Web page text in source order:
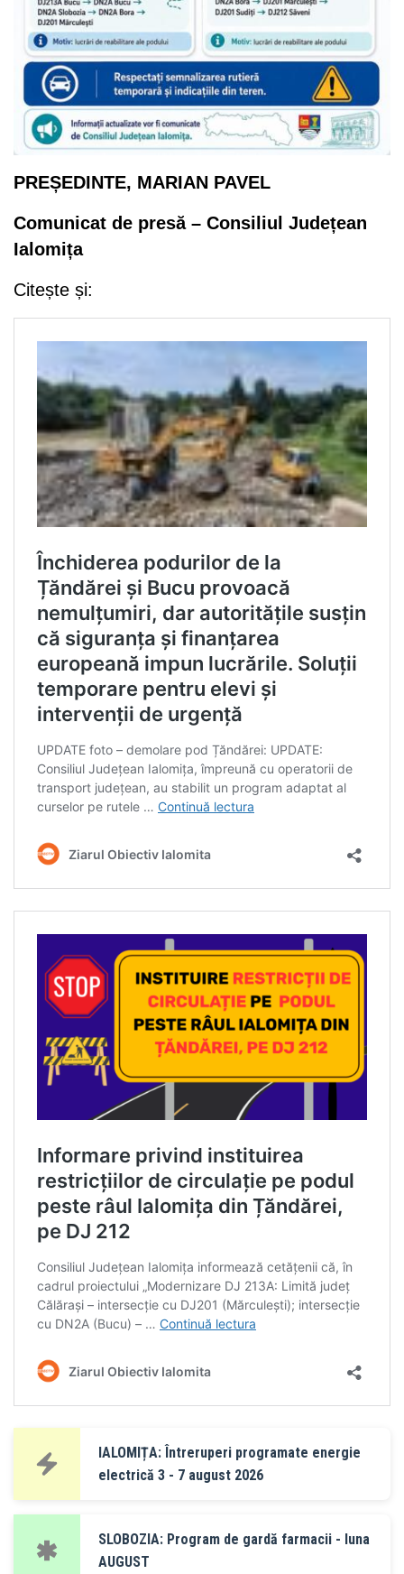
PREȘEDINTE, MARIAN PAVEL
Comunicat de presă – Consiliul Județean
Ialomița
Citește și:
IALOMIȚA: Întreruperi programate energie
electrică 3 - 7 august 2026
SLOBOZIA: Program de gardă farmacii - luna
AUGUST